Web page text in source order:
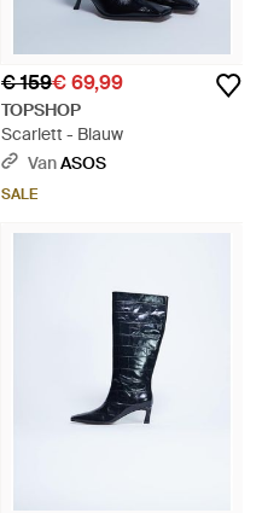
€ 159€ 69,99
TOPSHOP
Scarlett - Blauw
VanASOS
SALE